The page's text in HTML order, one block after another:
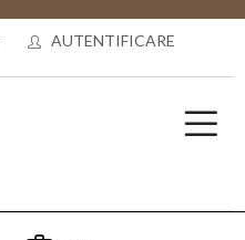
AUTENTIFICARE